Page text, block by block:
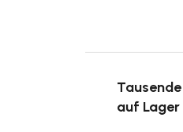
auf Lager